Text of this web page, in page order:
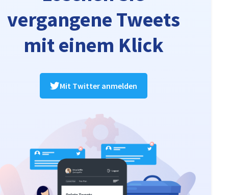
vergangene Tweets
mit einem Klick
Mit Twitter anmelden